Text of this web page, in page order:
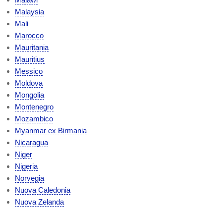
Malaysia
Mali
Marocco
Mauritania
Mauritius
Messico
Moldova
Mongolia
Montenegro
Mozambico
Myanmar ex Birmania
Nicaragua
Niger
Nigeria
Norvegia
Nuova Caledonia
Nuova Zelanda